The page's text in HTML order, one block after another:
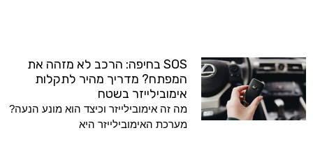
SOS בחיפה: הרכב לא מזהה את
המפתח? מדריך מהיר לתקלות
אימובילייזר בשטח
מה זה אימובילייזר וכיצד הוא מונע הנעה?
מערכת האימובילייזר היא